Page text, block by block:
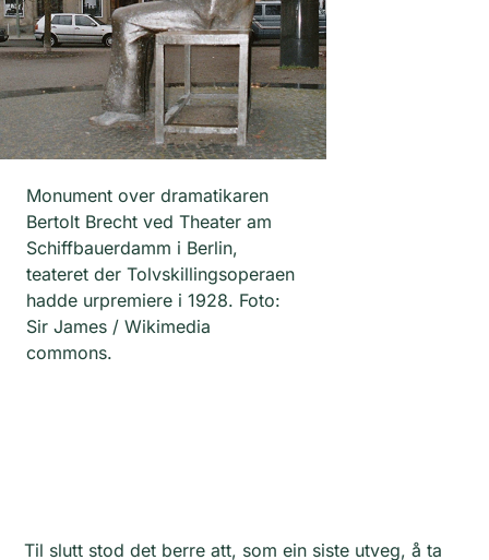
Monument over dramatikaren
Bertolt Brecht ved Theater am
Schiffbauerdamm i Berlin,
teateret der Tolvskillingsoperaen
hadde urpremiere i 1928. Foto:
Sir James / Wikimedia
commons.
Til slutt stod det berre att, som ein siste utveg, å ta